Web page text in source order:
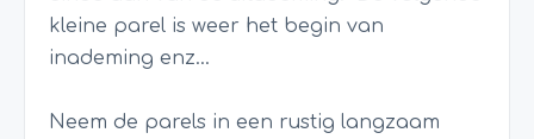
kleine parel is weer het begin van
inademing enz…
Neem de parels in een rustig langzaam